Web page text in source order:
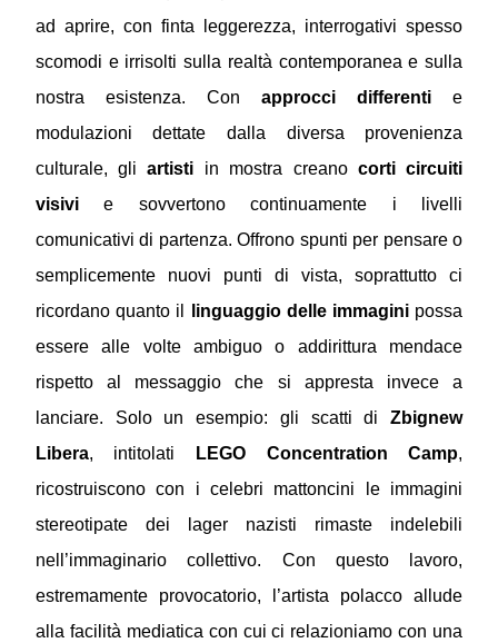
ad aprire, con finta leggerezza, interrogativi spesso
scomodi e irrisolti sulla realtà contemporanea e sulla
nostra esistenza. Conapprocci differenti e
modulazioni dettate dalla diversa provenienza
culturale, gliartisti in mostra creano corti circuiti
visivie sovvertono continuamente i livelli
comunicativi di partenza. Offrono spunti per pensare o
semplicemente nuovi punti di vista, soprattutto ci
ricordano quanto il
linguaggio delle immagini possa
essere alle volte ambiguo o addirittura mendace
rispetto al messaggio che si appresta invece a
lanciare. Solo un esempio: gli scatti diZbignew
Libera, intitolati LEGO Concentration Camp,
ricostruiscono con i celebri mattoncini le immagini
stereotipate dei lager nazisti rimaste indelebili
nell’immaginario collettivo. Con questo lavoro,
estremamente provocatorio, l’artista polacco allude
alla facilità mediatica con cui ci relazioniamo con una